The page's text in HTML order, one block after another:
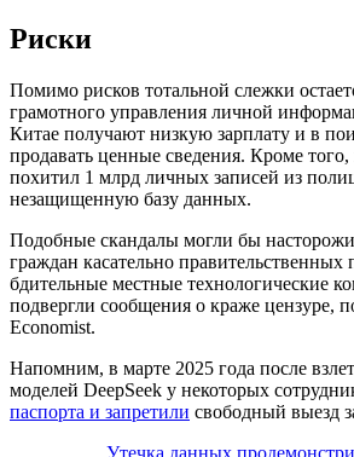
Риски
Помимо рисков тотальной слежки
грамотного управления личной
Китае получают низкую зарплату и в
продавать ценные сведения. Кроме того,
похитил 1 млрд личных записей из
незащищенную базу данных.
Подобные скандалы могли бы
граждан касательно правительственных
бдительные местные технологические
подвергли сообщения о краже цензуре,
Economist.
Напомним, в марте 2025 года после
моделей DeepSeek у некоторых
паспорта и запретили свободный выезд